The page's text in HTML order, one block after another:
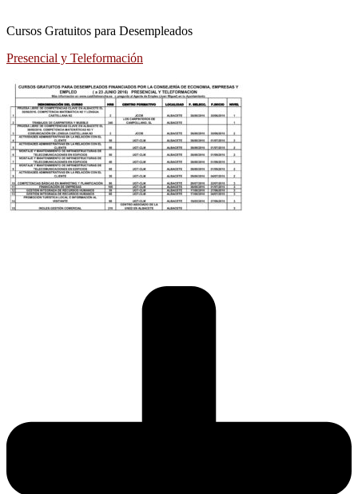
Cursos Gratuitos para Desempleados
Presencial y Teleformación